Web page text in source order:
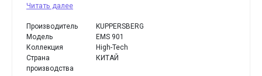
Читать далее
Производитель
KUPPERSBERG
Модель
EMS 901
Коллекция
High-Tech
Страна
производства
КИТАЙ